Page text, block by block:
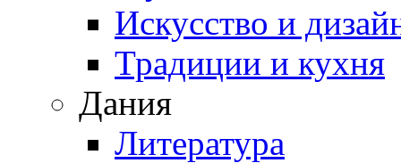
Искусство и
Традиции и кухня
Дания
Литература